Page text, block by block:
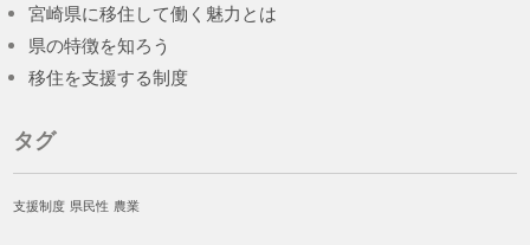
宮崎県に移住して働く魅力とは
県の特徴を知ろう
移住を支援する制度
タグ
支援制度 県民性 農業